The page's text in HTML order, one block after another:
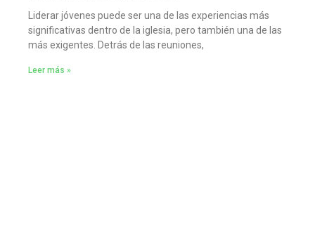
Liderar jóvenes puede ser una de las experiencias más
significativas dentro de la iglesia, pero también una de las
más exigentes. Detrás de las reuniones,
Leer más »